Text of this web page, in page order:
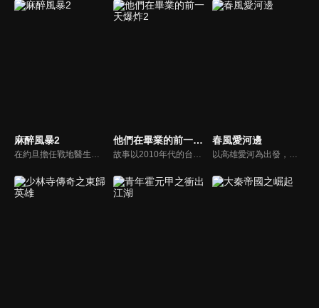
麻醉風暴2 他們在畢業的前一天爆炸2 春風愛河邊